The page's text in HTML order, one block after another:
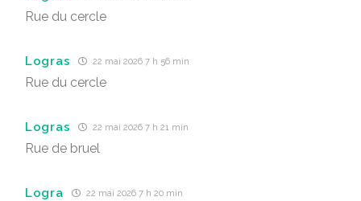
Rue du cercle
Logras 22 mai 2026 7 h 56 min
Rue du cercle
Logras 22 mai 2026 7 h 21 min
Rue de bruel
Logra 22 mai 2026 7 h 20 min